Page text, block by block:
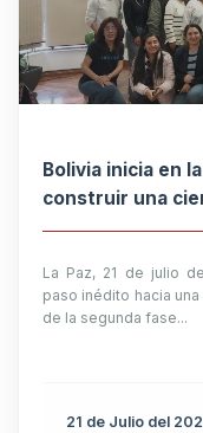
Bolivia inicia en
construir una
La Paz, 21 de julio
paso inédito hacia
de la segunda fase...
21 de Julio del